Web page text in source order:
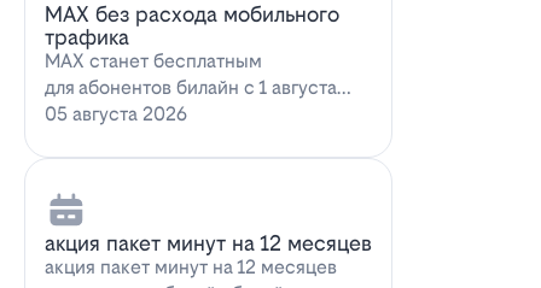
MAX без расхода мобильного
трафика
MAX станет бесплатным
для абонентов билайн с 1 августа
2026 года использование
05 августа 2026
акция пакет минут на 12 месяцев
акция пакет минут на 12 месяцев